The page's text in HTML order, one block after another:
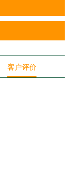
客户评价